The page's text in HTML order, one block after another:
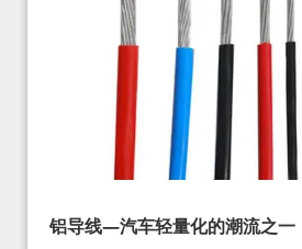
铝导线—汽车轻量化的潮流之一